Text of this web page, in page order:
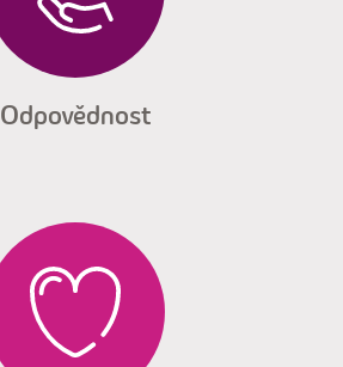
Odpovědnost